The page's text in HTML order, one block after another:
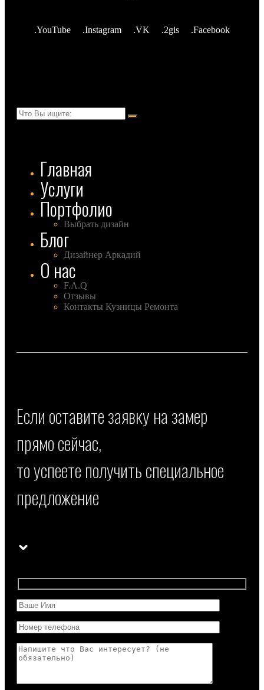
.YouTube .Instagram .VK .2gis .Facebook
Главная
Услуги
Портфолио
Выбрать дизайн
Блог
Дизайнер Аркадий
О нас
F.A.Q
Отзывы
Контакты Кузницы Ремонта
Если оставите заявку на замер
прямо сейчас,
то успеете получить специальное
предложение